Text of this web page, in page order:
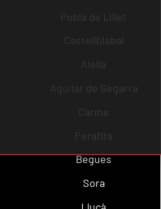
Pobla de Lillet
Castellbisbal
Alella
Aguilar de Segarra
Carme
Perafita
Begues
Sora